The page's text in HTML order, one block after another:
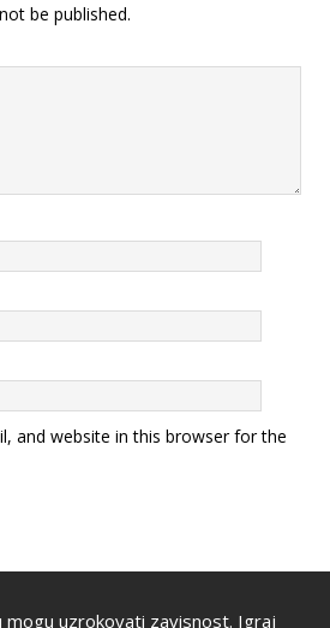
be published.
and website in this browser for the
mogu uzrokovati zavisnost. Igraj